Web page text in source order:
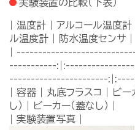
実験装置の比較（下表）
| 温度計 | アルコール温度
ル温度計 | 防水温度センサ |
|
-----------
-----------------------
| 容器 | 丸底フラスコ | ビー
し） | ビーカー（蓋なし） |
| 実験装置写真 |